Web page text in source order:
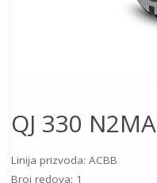
QJ 330 N2MA
Linija prizvoda: ACBB
Broj redova: 1